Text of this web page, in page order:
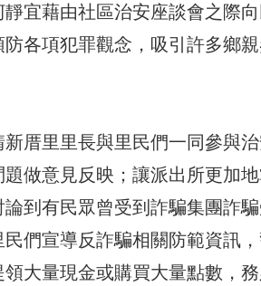
宜藉由社區治安座談會之際
各項犯罪觀念，吸引許多鄉
厝里里長與里民們一同參與
做意見反映；讓派出所更加
到有民眾曾受到詐騙集團詐
們宣導反詐騙相關防範資訊
大量現金或購買大量點數，